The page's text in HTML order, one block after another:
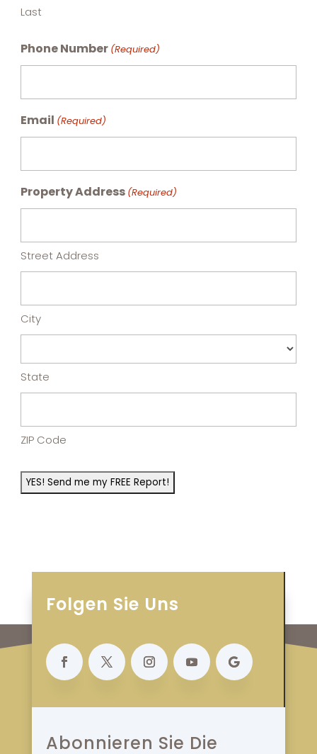
Last
Phone Number (Required)
Email (Required)
Property Address (Required)
Street Address
City
State
ZIP Code
Folgen Sie Uns
Abonnieren Sie Die